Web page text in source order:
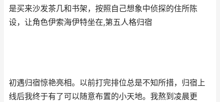
是买来沙发茶几和书架，按照自己想象中侦探的住所陈
设，让角色伊索海伊特坐在,第五人格归宿
初遇归宿惊艳亮相。以前打完排位总是不知所措，归宿上
线后我终于有了可以随意布置的小天地。我熬到凌晨更